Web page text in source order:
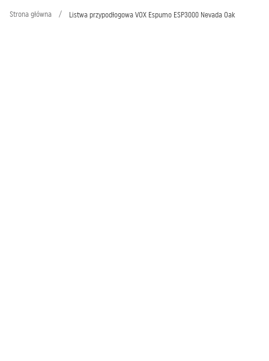
Strona główna / Listwa przypodłogowa VOX Espumo ESP3000 Nevada Oak